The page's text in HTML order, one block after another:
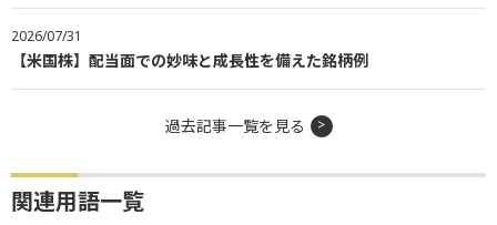
2026/07/31
【米国株】配当面での妙味と成長性を備えた銘柄例
過去記事一覧を見る
関連用語一覧